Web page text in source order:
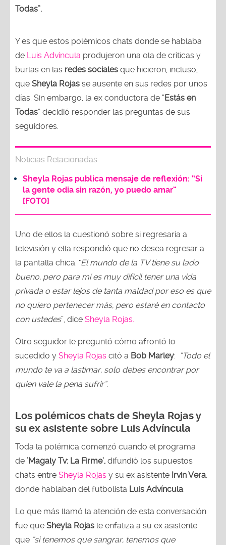
Todas”.
Y es que estos polémicos chats donde se hablaba
de Luis Advíncula produjeron una ola de críticas y
burlas en las redes sociales que hicieron, incluso,
que Sheyla Rojas se ausente en sus redes por unos
días. Sin embargo, la ex conductora de “Estás en
Todas” decidió responder las preguntas de sus
seguidores.
Noticias Relacionadas
Sheyla Rojas publica mensaje de reflexión: “Si
la gente odia sin razón, yo puedo amar”
[FOTO]
Uno de ellos la cuestionó sobre si regresaría a
televisión y ella respondió que no desea regresar a
la pantalla chica. "El mundo de la TV tiene su lado
bueno, pero para mí es muy difícil tener una vida
privada o estar lejos de tanta maldad por eso es que
no quiero pertenecer más, pero estaré en contacto
con ustedes”, dice Sheyla Rojas.
Otro seguidor le preguntó cómo afrontó lo
sucedido y Sheyla Rojas citó a Bob Marley:
“Todo el
mundo te va a lastimar, solo debes encontrar por
quien vale la pena sufrir”.
Los polémicos chats de Sheyla Rojas y
su ex asistente sobre Luis Advíncula
Toda la polémica comenzó cuando el programa
de ’Magaly Tv: La Firme’, difundió los supuestos
chats entre Sheyla Rojas y su ex asistente Irvin Vera
donde hablaban del futbolista Luis Advíncula
Lo que más llamó la atención de esta conversación
fue que Sheyla Rojas le enfatiza a su ex asistente
que “si tenemos que sangrar, tenemos que